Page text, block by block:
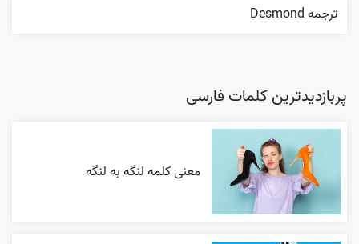
ترجمه Desmond
پربازدیدترین کلمات فارسی
معنی کلمه لنگه به لنگه